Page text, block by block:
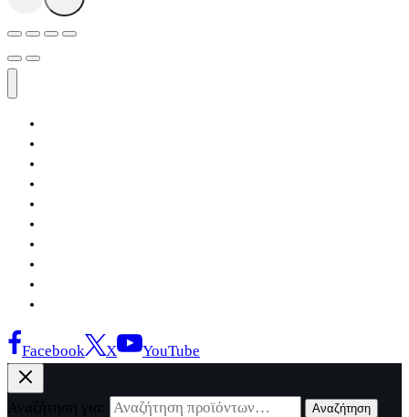
Facebook X YouTube
Αναζήτηση